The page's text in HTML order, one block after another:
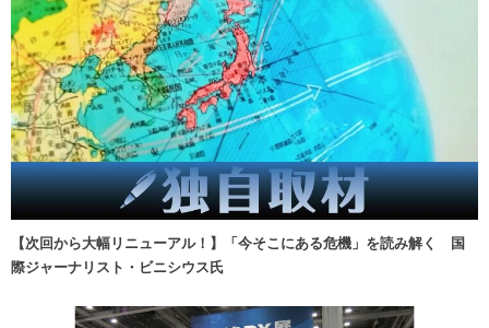
【次回から大幅リニューアル！】「今そこにある危機」を読み解く 国
際ジャーナリスト・ビニシウス氏